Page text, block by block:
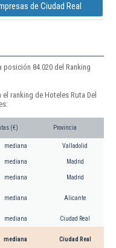
de Ciudad Real
posición 84.020 del Ranking
ranking de Hoteles Ruta Del
(€) Provincia
mediana Valladolid
mediana Madrid
mediana Madrid
mediana Alicante
mediana Ciudad Real
mediana Ciudad Real